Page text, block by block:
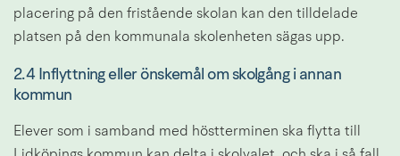
placering på den fristående skolan kan den tilldelade
platsen på den kommunala skolenheten sägas upp.
2.4 Inflyttning eller önskemål om skolgång i annan
kommun
Elever som i samband med höstterminen ska flytta till